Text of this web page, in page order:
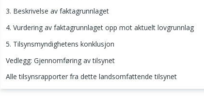
3. Beskrivelse av faktagrunnlaget
4. Vurdering av faktagrunnlaget opp mot aktuelt lovgrunnlag
5. Tilsynsmyndighetens konklusjon
Vedlegg: Gjennomføring av tilsynet
Alle tilsynsrapporter fra dette landsomfattende tilsynet